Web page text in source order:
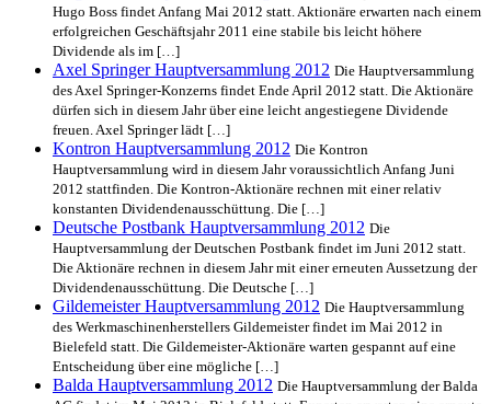
Hugo Boss findet Anfang Mai 2012 statt. Aktionäre erwarten nach einem
erfolgreichen Geschäftsjahr 2011 eine stabile bis leicht höhere
Dividende als im […]
Axel Springer Hauptversammlung 2012 Die Hauptversammlung
des Axel Springer-Konzerns findet Ende April 2012 statt. Die Aktionäre
dürfen sich in diesem Jahr über eine leicht angestiegene Dividende
freuen. Axel Springer lädt […]
Kontron Hauptversammlung 2012 Die Kontron
Hauptversammlung wird in diesem Jahr voraussichtlich Anfang Juni
2012 stattfinden. Die Kontron-Aktionäre rechnen mit einer relativ
konstanten Dividendenausschüttung. Die […]
Deutsche Postbank Hauptversammlung 2012 Die
Hauptversammlung der Deutschen Postbank findet im Juni 2012 statt.
Die Aktionäre rechnen in diesem Jahr mit einer erneuten Aussetzung der
Dividendenausschüttung. Die Deutsche […]
Gildemeister Hauptversammlung 2012 Die Hauptversammlung
des Werkmaschinenherstellers Gildemeister findet im Mai 2012 in
Bielefeld statt. Die Gildemeister-Aktionäre warten gespannt auf eine
Entscheidung über eine mögliche […]
Balda Hauptversammlung 2012 Die Hauptversammlung der Balda